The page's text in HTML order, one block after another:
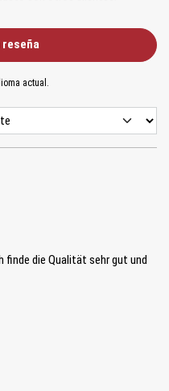
reseña
actual.
finde die Qualität sehr gut und